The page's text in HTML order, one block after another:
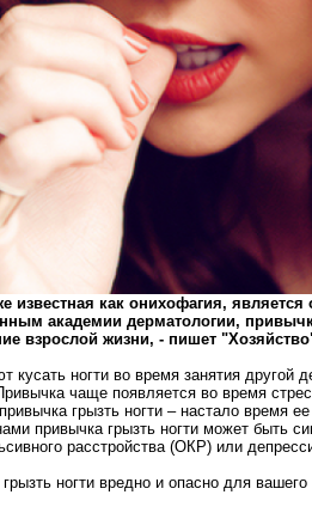
известная как онихофагия,
академии дерматологии,
взрослой жизни, - пишет "Хозяйство
кусать ногти во время занятия другой
чаще появляется во время
грызть ногти – настало время
привычка грызть ногти может быть
расстройства (ОКР) или
ногти вредно и опасно для вашего